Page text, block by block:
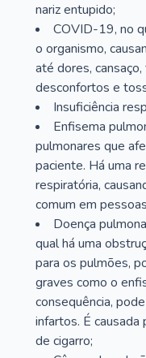
nariz entupido;
COVID-19, no
o organismo,
até dores,
desconfortos e
Insuficiência
Enfisema
pulmonares que
paciente. Há uma
respiratória,
comum em
Doença
qual há uma
para os pulmões,
graves como o
consequência,
infartos. É
de cigarro;